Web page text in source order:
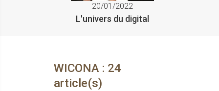
20/01/2022
L'univers du digital
WICONA : 24
article(s)